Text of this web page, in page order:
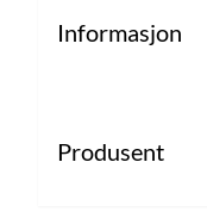
Informasjon
Produsent